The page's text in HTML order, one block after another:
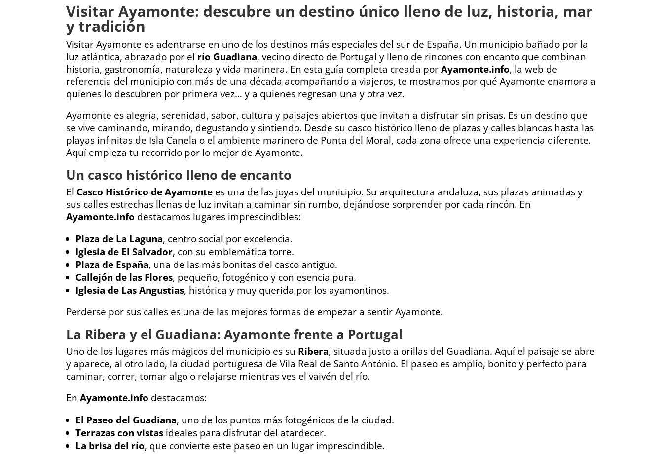
Visitar Ayamonte: descubre un destino único lleno de luz, historia, mar
y tradición
Visitar Ayamonte es adentrarse en uno de los destinos más especiales del sur de España. Un municipio bañado por la
luz atlántica, abrazado por el río Guadiana, vecino directo de Portugal y lleno de rincones con encanto que combinan
historia, gastronomía, naturaleza y vida marinera. En esta guía completa creada porAyamonte.info, la web de
referencia del municipio con más de una década acompañando a viajeros, te mostramos por qué Ayamonte enamora a
quienes lo descubren por primera vez… y a quienes regresan una y otra vez.
Ayamonte es alegría, serenidad, sabor, cultura y paisajes abiertos que invitan a disfrutar sin prisas. Es un destino que
se vive caminando, mirando, degustando y sintiendo. Desde su casco histórico lleno de plazas y calles blancas hasta las
playas infinitas de Isla Canela o el ambiente marinero de Punta del Moral, cada zona ofrece una experiencia diferente.
Aquí empieza tu recorrido por lo mejor de Ayamonte.
Un casco histórico lleno de encanto
El Casco Histórico de Ayamonte es una de las joyas del municipio. Su arquitectura andaluza, sus plazas animadas y
sus calles estrechas llenas de luz invitan a caminar sin rumbo, dejándose sorprender por cada rincón. En
Ayamonte.info destacamos lugares imprescindibles:
Plaza de La Laguna, centro social por excelencia.
Iglesia de El Salvador, con su emblemática torre.
Plaza de España, una de las más bonitas del casco antiguo.
Callejón de las Flores, pequeño, fotogénico y con esencia pura.
Iglesia de Las Angustias, histórica y muy querida por los ayamontinos.
Perderse por sus calles es una de las mejores formas de empezar a sentir Ayamonte.
La Ribera y el Guadiana: Ayamonte frente a Portugal
Uno de los lugares más mágicos del municipio es su Ribera, situada justo a orillas del Guadiana. Aquí el paisaje se abre
y aparece, al otro lado, la ciudad portuguesa de Vila Real de Santo António. El paseo es amplio, bonito y perfecto para
caminar, correr, tomar algo o relajarse mientras ves el vaivén del río.
EnAyamonte.info destacamos:
El Paseo del Guadiana, uno de los puntos más fotogénicos de la ciudad.
Terrazas con vistas ideales para disfrutar del atardecer.
La brisa del río, que convierte este paseo en un lugar imprescindible.